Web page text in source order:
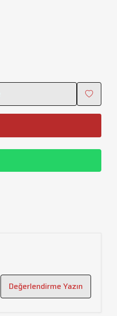
Değerlendirme Yazın